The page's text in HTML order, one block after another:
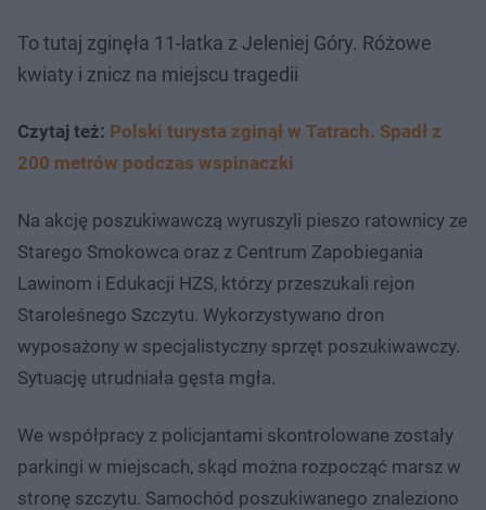
To tutaj zginęła 11-latka z Jeleniej Góry. Różowe
kwiaty i znicz na miejscu tragedii
Czytaj też: Polski turysta zginął w Tatrach. Spadł z
200 metrów podczas wspinaczki
Na akcję poszukiwawczą wyruszyli pieszo ratownicy ze
Starego Smokowca oraz z Centrum Zapobiegania
Lawinom i Edukacji HZS, którzy przeszukali rejon
Staroleśnego Szczytu. Wykorzystywano dron
wyposażony w specjalistyczny sprzęt poszukiwawczy.
Sytuację utrudniała gęsta mgła.
We współpracy z policjantami skontrolowane zostały
parkingi w miejscach, skąd można rozpocząć marsz w
stronę szczytu. Samochód poszukiwanego znaleziono